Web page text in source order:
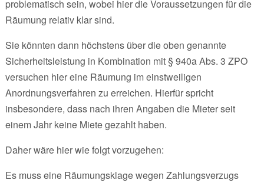
problematisch sein, wobei hier die Voraussetzungen für die
Räumung relativ klar sind.
Sie könnten dann höchstens über die oben genannte
Sicherheitsleistung in Kombination mit § 940a Abs. 3 ZPO
versuchen hier eine Räumung im einstweiligen
Anordnungsverfahren zu erreichen. Hierfür spricht
insbesondere, dass nach ihren Angaben die Mieter seit
einem Jahr keine Miete gezahlt haben.
Daher wäre hier wie folgt vorzugehen:
Es muss eine Räumungsklage wegen Zahlungsverzugs